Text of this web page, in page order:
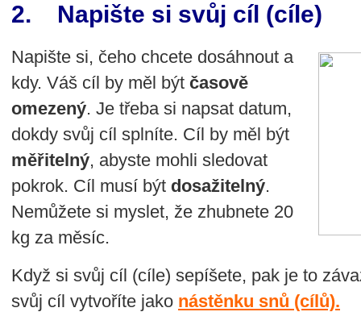
2. Napište si svůj cíl (cíle)
Napište si, čeho chcete dosáhnout a
kdy. Váš cíl by měl být časově
omezený. Je třeba si napsat datum,
dokdy svůj cíl splníte. Cíl by měl být
měřitelný, abyste mohli sledovat
pokrok. Cíl musí být dosažitelný.
Nemůžete si myslet, že zhubnete 20
kg za měsíc.
Když si svůj cíl (cíle) sepíšete, pak je to
svůj cíl vytvoříte jako nástěnku snů (cílů).